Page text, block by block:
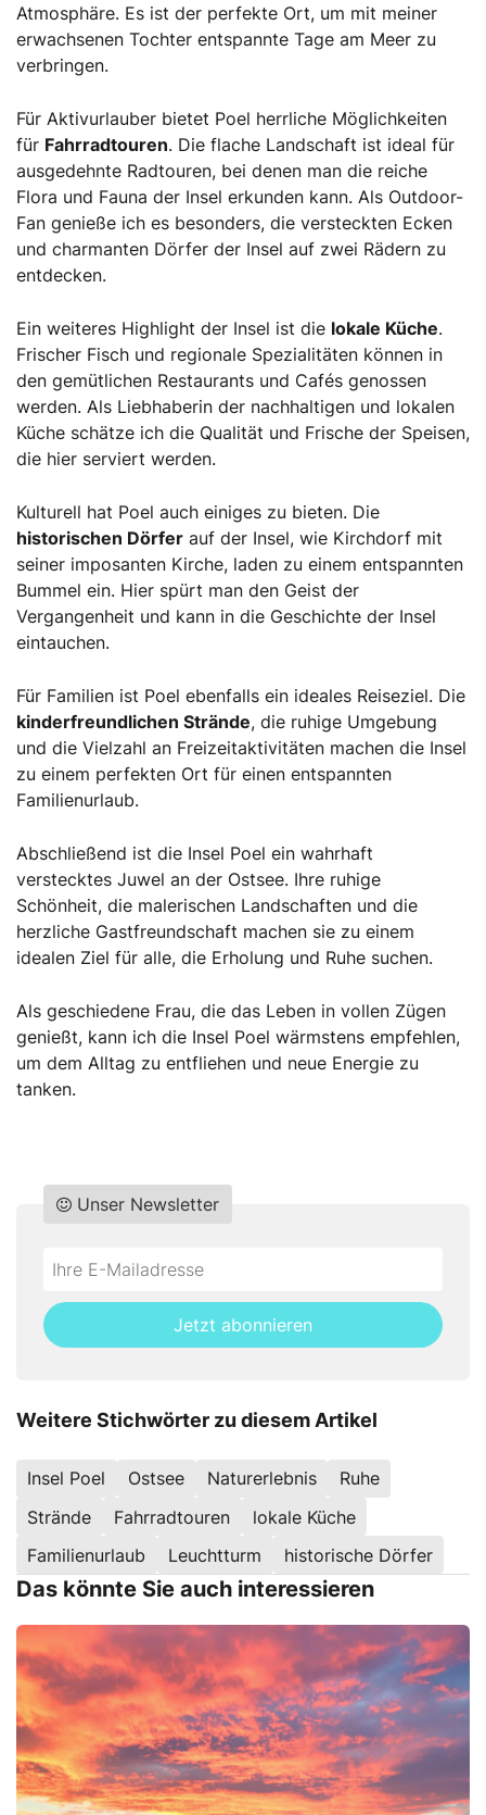
Atmosphäre. Es ist der perfekte Ort, um mit meiner
erwachsenen Tochter entspannte Tage am Meer zu
verbringen.
Für Aktivurlauber bietet Poel herrliche Möglichkeiten
für Fahrradtouren. Die flache Landschaft ist ideal für
ausgedehnte Radtouren, bei denen man die reiche
Flora und Fauna der Insel erkunden kann. Als Outdoor-
Fan genieße ich es besonders, die versteckten Ecken
und charmanten Dörfer der Insel auf zwei Rädern zu
entdecken.
Ein weiteres Highlight der Insel ist die lokale Küche.
Frischer Fisch und regionale Spezialitäten können in
den gemütlichen Restaurants und Cafés genossen
werden. Als Liebhaberin der nachhaltigen und lokalen
Küche schätze ich die Qualität und Frische der Speisen,
die hier serviert werden.
Kulturell hat Poel auch einiges zu bieten. Die
historischen Dörfer auf der Insel, wie Kirchdorf mit
seiner imposanten Kirche, laden zu einem entspannten
Bummel ein. Hier spürt man den Geist der
Vergangenheit und kann in die Geschichte der Insel
eintauchen.
Für Familien ist Poel ebenfalls ein ideales Reiseziel. Die
kinderfreundlichen Strände, die ruhige Umgebung
und die Vielzahl an Freizeitaktivitäten machen die Insel
zu einem perfekten Ort für einen entspannten
Familienurlaub.
Abschließend ist die Insel Poel ein wahrhaft
verstecktes Juwel an der Ostsee. Ihre ruhige
Schönheit, die malerischen Landschaften und die
herzliche Gastfreundschaft machen sie zu einem
idealen Ziel für alle, die Erholung und Ruhe suchen.
Als geschiedene Frau, die das Leben in vollen Zügen
genießt, kann ich die Insel Poel wärmstens empfehlen,
um dem Alltag zu entfliehen und neue Energie zu
tanken.
Do
fill
this
Unser Newsletter
*Ihre
Mailadresse:
Jetzt abonnieren
Weitere Stichwörter zu diesem Artikel
Insel Poel Ostsee Naturerlebnis
Ruhe
Strände
Fahrradtouren
lokale Küche
Familienurlaub
Leuchtturm historische Dörfer
Das könnte Sie auch interessieren